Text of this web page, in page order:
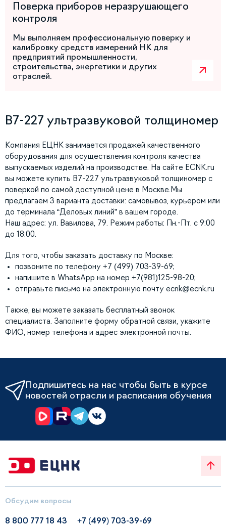
Поверка приборов неразрушающего
контроля
Мы выполняем профессиональную поверку и
калибровку средств измерений НК для
предприятий промышленности,
строительства, энергетики и других
отраслей.
В7-227 ультразвуковой толщиномер
Компания ЕЦНК занимается продажей качественного
оборудования для осуществления контроля качества
выпускаемых изделий на производстве. На сайте ECNK.ru
вы можете купить В7-227 ультразвуковой толщиномер с
поверкой по самой доступной цене в Москве.Мы
предлагаем 3 варианта доставки: самовывоз, курьером или
до терминала “Деловых линий” в вашем городе.
Наш адрес: ул. Вавилова, 79. Режим работы: Пн.-Пт. с 9:00
до 18:00.
Для того, чтобы заказать доставку по Москве:
позвоните по телефону +7 (499) 703-39-69;
напишите в WhatsApp на номер +7(981)125-98-20;
отправьте письмо на электронную почту ecnk@ecnk.ru
Также, вы можете заказать бесплатный звонок
специалиста. Заполните форму обратной связи, укажите
ФИО, номер телефона и адрес электронной почты.
Подпишитесь на нас чтобы быть в курсе
новостей отрасли и расписания обучения
Обсудим вопросы
8 800 777 18 43
+7 (499) 703-39-69